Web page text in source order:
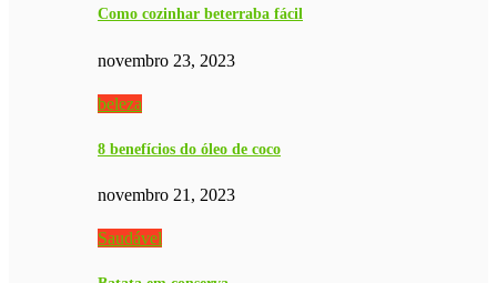
Como cozinhar beterraba fácil
novembro 23, 2023
beleza
8 benefícios do óleo de coco
novembro 21, 2023
Saudável